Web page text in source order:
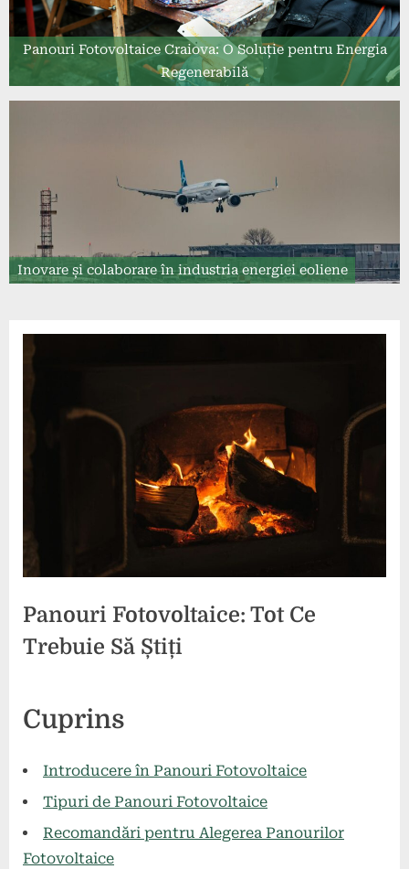
Panouri Fotovoltaice Craiova: O Soluție pentru Energia
Regenerabilă
Inovare și colaborare în industria energiei eoliene
Panouri Fotovoltaice: Tot Ce
Trebuie Să Știți
on
mai
Cuprins
Introducere în Panouri Fotovoltaice
Tipuri de Panouri Fotovoltaice
Recomandări pentru Alegerea Panourilor
Fotovoltaice